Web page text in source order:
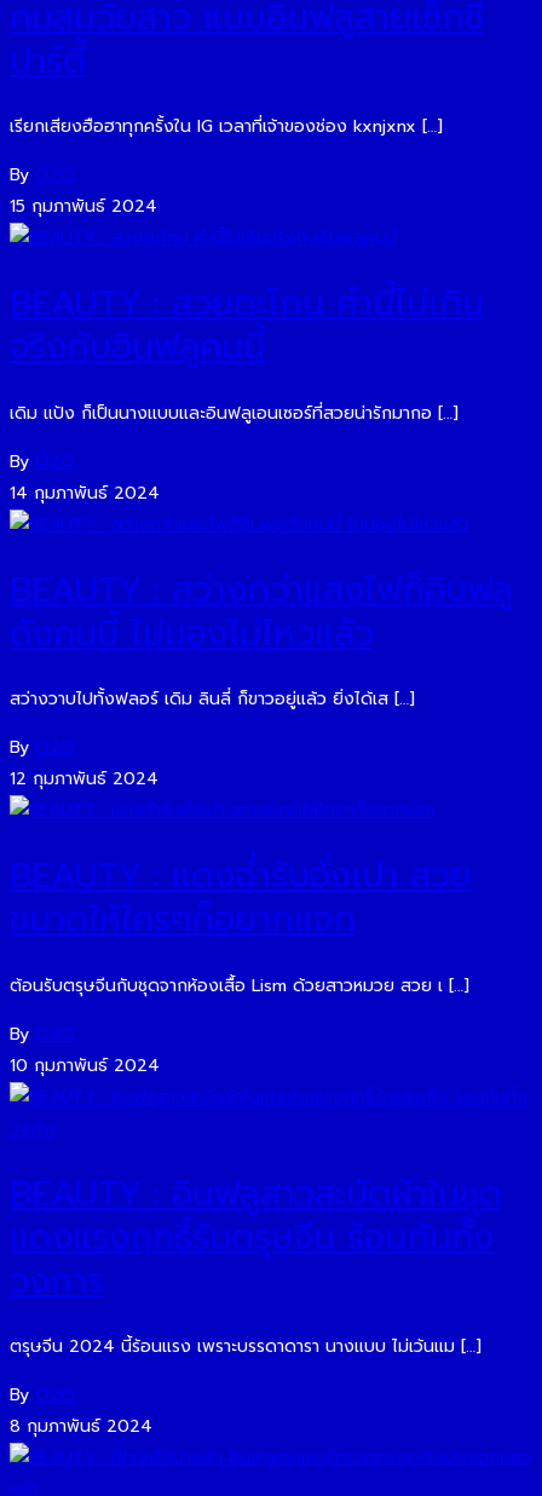
คมสมวัยสาว​ แบบอินฟลูสายเซ็กซี่
ปาร์ตี้
เรียกเสียงฮือฮาทุกครั้งใน IG เวลาที่เจ้าของช่อง kxnjxnx […]
By O2O
15 กุมภาพันธ์ 2024
BEAUTY : สวยตะโกน คำนี้ไม่เกิน
จริงกับอินฟลูคนนี้
เดิม แป้ง ก็เป็นนางแบบและอินฟลูเอนเซอร์ที่สวยน่ารักมากอ […]
By O2O
14 กุมภาพันธ์ 2024
BEAUTY : สว่างกว่าแสงไฟก็อินฟลู
ดังคนนี้ ไม่มองไม่ไหวแล้ว
สว่างวาบไปทั้งฟลอร์ เดิม ลินลี่ ก็ขาวอยู่แล้ว ยิ่งได้เส […]
By O2O
12 กุมภาพันธ์ 2024
BEAUTY : แดงฉ่ำรับอั่งเปา สวย
ขนาดให้ใครๆก็อยากแจก
ต้อนรับตรุษจีนกับชุดจากห้องเสื้อ Lism ด้วยสาวหมวย สวย เ […]
By O2O
10 กุมภาพันธ์ 2024
BEAUTY : อินฟลูสาวสะบัดผ้าในชุด
แดงแรงฤทธิ์รับตรุษจีน ร้อนกันทั้ง
วงการ
ตรุษจีน 2024 นี้ร้อนแรง เพราะบรรดาดารา นางแบบ ไม่เว้นแม […]
By O2O
8 กุมภาพันธ์ 2024